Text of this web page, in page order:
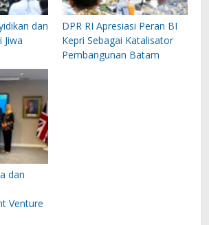
dan
Jiwa
DPR RI Apresiasi Peran BI
Kepri Sebagai Katalisator
Pembangunan Batam
dan
Venture